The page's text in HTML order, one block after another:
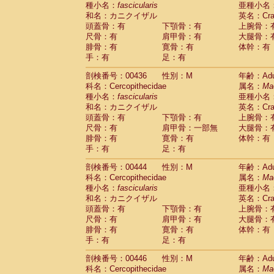
種小名： fascicularis
亜種小名
和名：カニクイザル
英名：
頭蓋骨：有
下顎骨：有
上腕骨：
尺骨：有
肩甲骨：有
大腿骨：
腓骨：有
寛骨：有
体幹：有
手：有
足：有
剖検番号：00436
性別：M
年齢：
科名：Cercopithecidae
属名：
種小名： fascicularis
亜種小名
和名：カニクイザル
英名：
頭蓋骨：有
下顎骨：有
上腕骨：
尺骨：有
肩甲骨：一部無
大腿骨：
腓骨：有
寛骨：有
体幹：有
手：有
足：有
剖検番号：00444
性別：M
年齢：
科名：Cercopithecidae
属名：
種小名： fascicularis
亜種小名
和名：カニクイザル
英名：
頭蓋骨：有
下顎骨：有
上腕骨：
尺骨：有
肩甲骨：有
大腿骨：
腓骨：有
寛骨：有
体幹：有
手：有
足：有
剖検番号：00446
性別：M
年齢：
科名：Cercopithecidae
属名：